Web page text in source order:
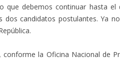
que debemos continuar hasta
dos candidatos postulantes. Ya
conforme la Oficina Nacional de